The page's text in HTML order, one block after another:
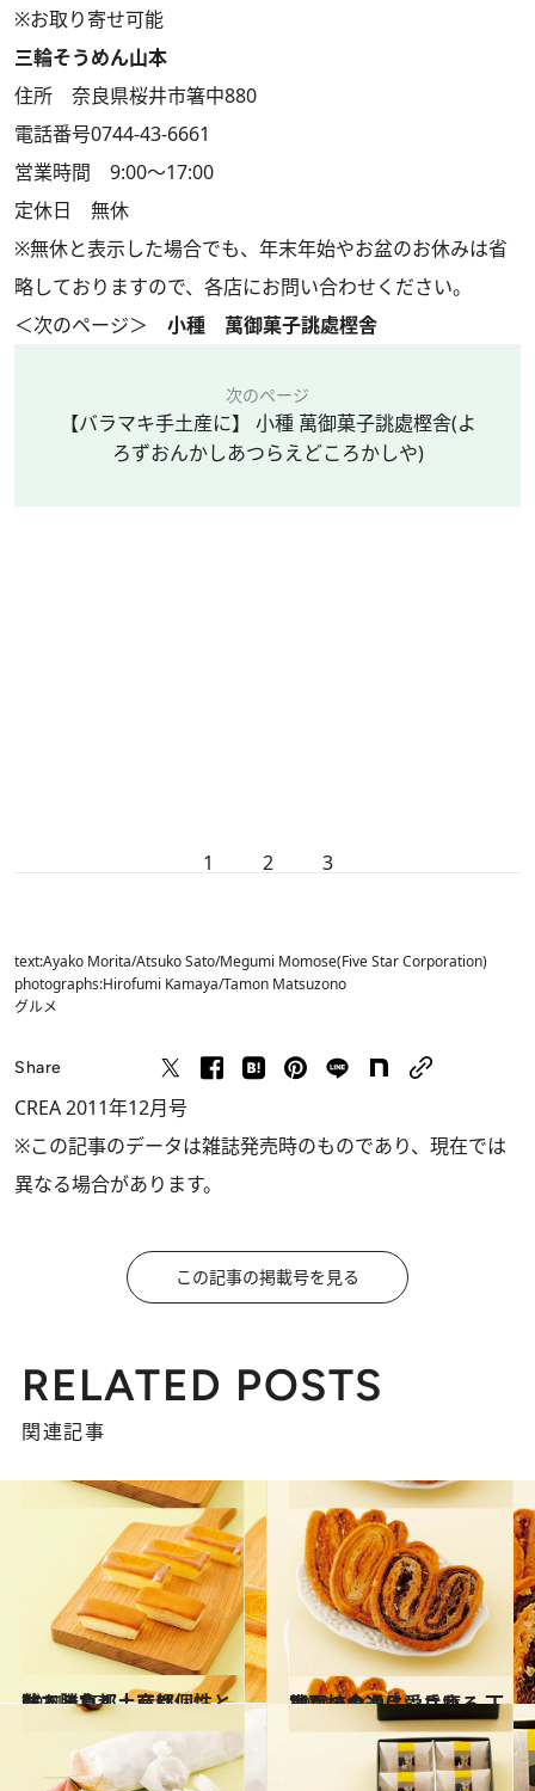
※お取り寄せ可能
三輪そうめん山本
住所 奈良県桜井市箸中880
電話番号0744-43-6661
営業時間 9:00～17:00
定休日 無休
※無休と表示した場合でも、年末年始やお盆のお休みは省
略しておりますので、各店にお問い合わせください。
＜次のページ＞ 小種 萬御菓子誂處樫舎
次のページ
【バラマキ手土産に】 小種 萬御菓子誂處樫舎(よ
ろずおんかしあつらえどころかしや)
1 2 3
text:Ayako Morita/Atsuko Sato/Megumi Momose(Five Star Corporation)
photographs:Hirofumi Kamaya/Tamon Matsuzono
グルメ
Share
CREA 2011年12月号
※この記事のデータは雑誌発売時のものであり、現在では
異なる場合があります。
この記事の掲載号を見る
RELATED POSTS
関連記事
2011.11.7
数ある京都土産は個性と味で勝負！：京都
グルメ 2011.11.28
神戸の食通に愛される 丁寧な技の逸品：兵庫
グルメ